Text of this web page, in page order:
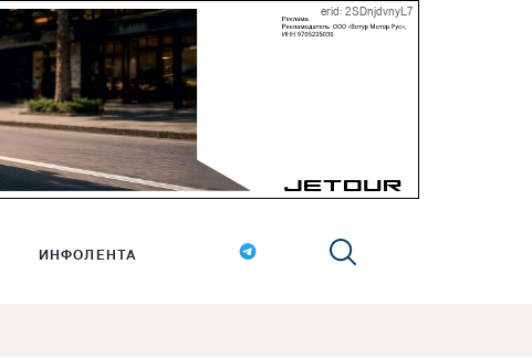
erid: 2SDnjdvnyL7
ИНФОЛЕНТА